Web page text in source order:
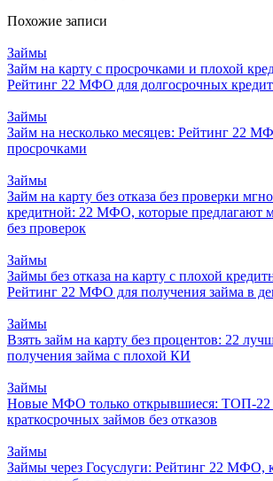
Похожие записи
Займы
Займ на карту с просрочками и плохой
Рейтинг 22 МФО для долгосрочных
Займы
Займ на несколько месяцев: Рейтинг 22
просрочками
Займы
Займ на карту без отказа без проверки
кредитной: 22 МФО, которые предлагают
без проверок
Займы
Займы без отказа на карту с плохой
Рейтинг 22 МФО для получения займа в
Займы
Взять займ на карту без процентов: 22
получения займа с плохой КИ
Займы
Новые МФО только открывшиеся: ТОП-
краткосрочных займов без отказов
Займы
Займы через Госуслуги: Рейтинг 22 МФО,